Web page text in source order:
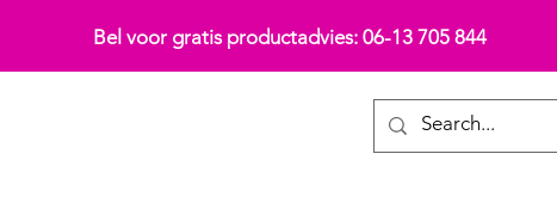
Bel voor gratis productadvies: 06-13 705 844